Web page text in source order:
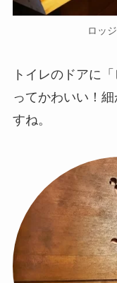
ロッ
トイレのドアに
ってかわいい！
すね。